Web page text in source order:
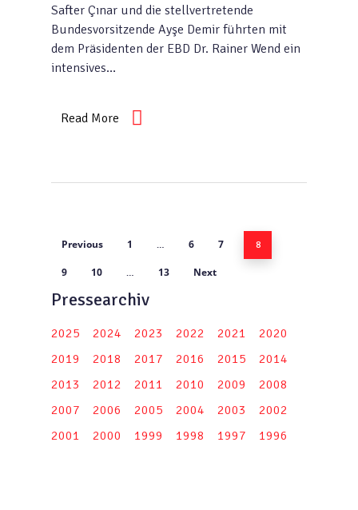
Safter Çınar und die stellvertretende
Bundesvorsitzende Ayşe Demir führten mit
dem Präsidenten der EBD Dr. Rainer Wend ein
intensives…
Read More
Previous 1 … 6 7 8
9 10 … 13 Next
Pressearchiv
2025 2024 2023 2022 2021
2020
2019
2018 2017 2016 2015
2014
2013
2012 2011 2010 2009
2008
2007
2006 2005 2004 2003
2002
2001
2000 1999 1998 1997 1996